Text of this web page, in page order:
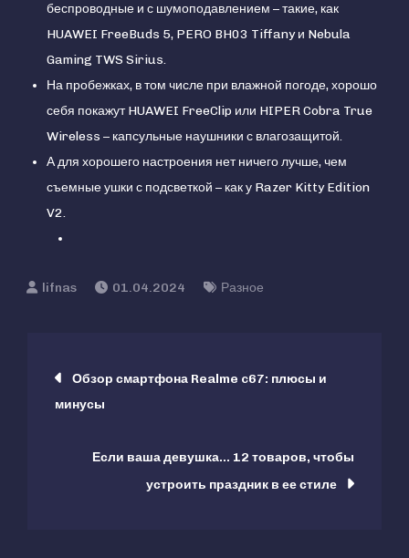
беспроводные и с шумоподавлением – такие, как
HUAWEI FreeBuds 5, PERO BH03 Tiffany и Nebula
Gaming TWS Sirius.
На пробежках, в том числе при влажной погоде, хорошо
себя покажут HUAWEI FreeClip или HIPER Cobra True
Wireless – капсульные наушники с влагозащитой.
А для хорошего настроения нет ничего лучше, чем
съемные ушки с подсветкой – как у Razer Kitty Edition
V2.
01.04.2024 Разное
Навигация
по
записям
Обзор смартфона Realme c67: плюсы и
минусы
Если ваша девушка… 12 товаров, чтобы
устроить праздник в ее стиле